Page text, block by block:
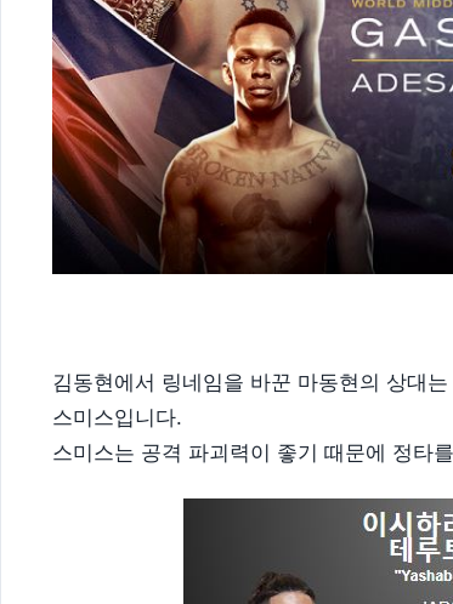
김동현에서 링네임을 바꾼 마동현의 상대
스미스입니다.
스미스는 공격 파괴력이 좋기 때문에 정타